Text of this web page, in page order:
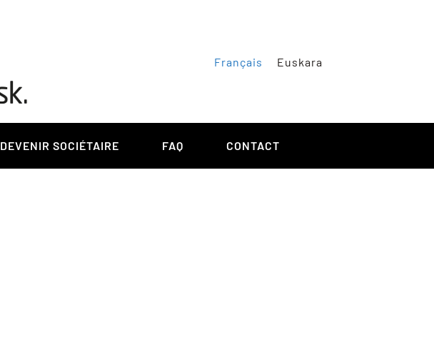
Français Euskara
DEVENIR SOCIÉTAIRE FAQ CONTACT